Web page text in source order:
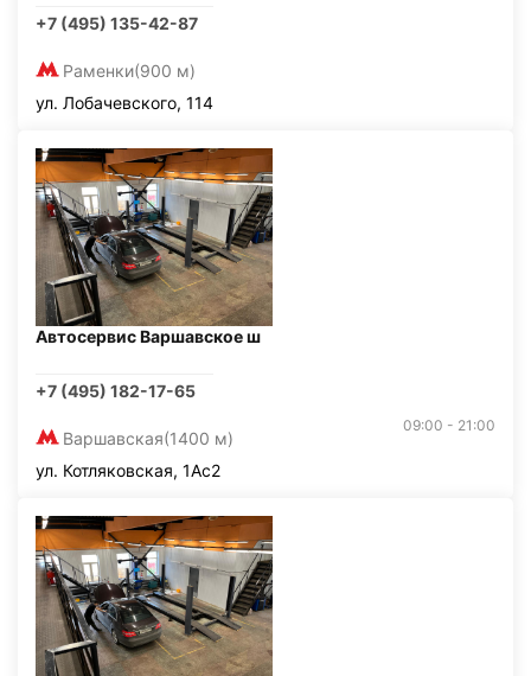
+7 (495) 135-42-87
Раменки(900 м)
ул. Лобачевского, 114
Автосервис Варшавское ш
+7 (495) 182-17-65
Варшавская(1400 м)
09:00 - 21:00
ул. Котляковская, 1Ас2